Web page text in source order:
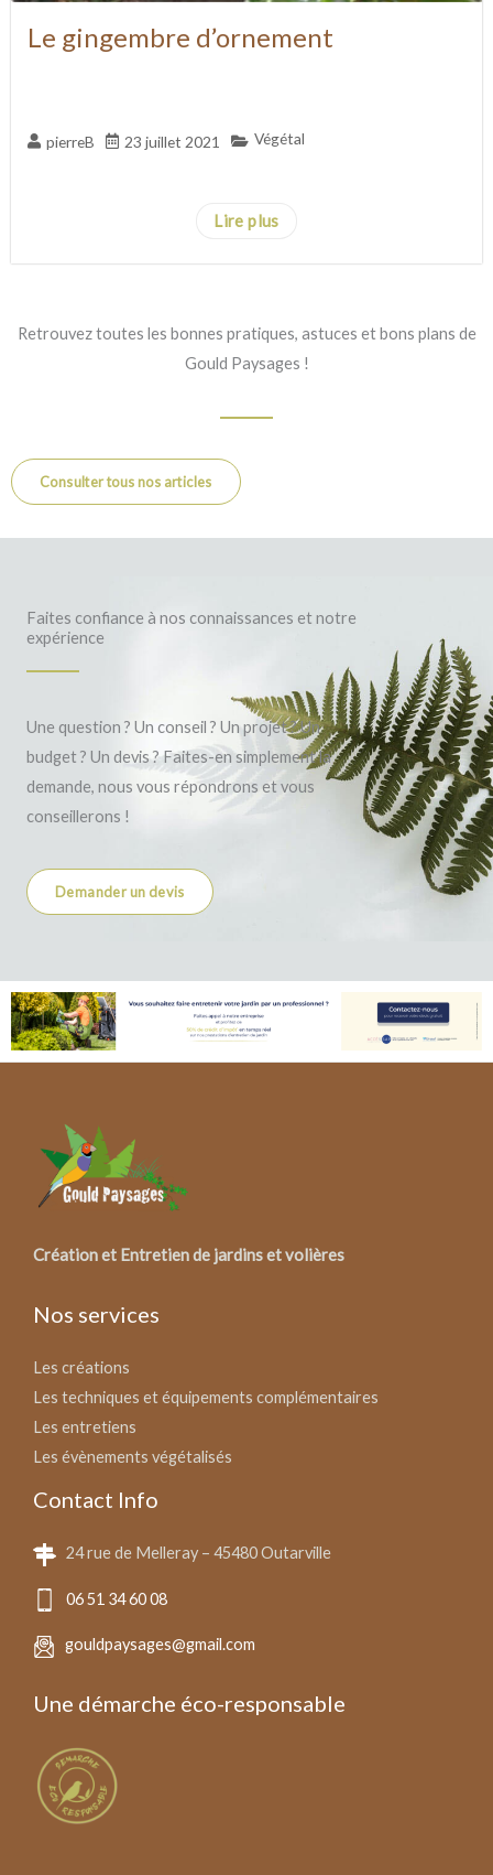
Le gingembre d’ornement
pierreB 23 juillet 2021 Végétal
Lire plus
Retrouvez toutes les bonnes pratiques, astuces et bons plans de
Gould Paysages !
Consulter tous nos articles
Faites confiance à nos connaissances et notre
expérience
Une question ? Un conseil ? Un projet ? Un
budget ? Un devis ? Faites-en simplement la
demande, nous vous répondrons et vous
conseillerons !
Demander un devis
Création et Entretien de jardins et volières
Nos services
Les créations
Les techniques et équipements complémentaires
Les entretiens
Les évènements végétalisés
Contact Info
24 rue de Melleray – 45480 Outarville
06 51 34 60 08
gouldpaysages@gmail.com
Une démarche éco-responsable